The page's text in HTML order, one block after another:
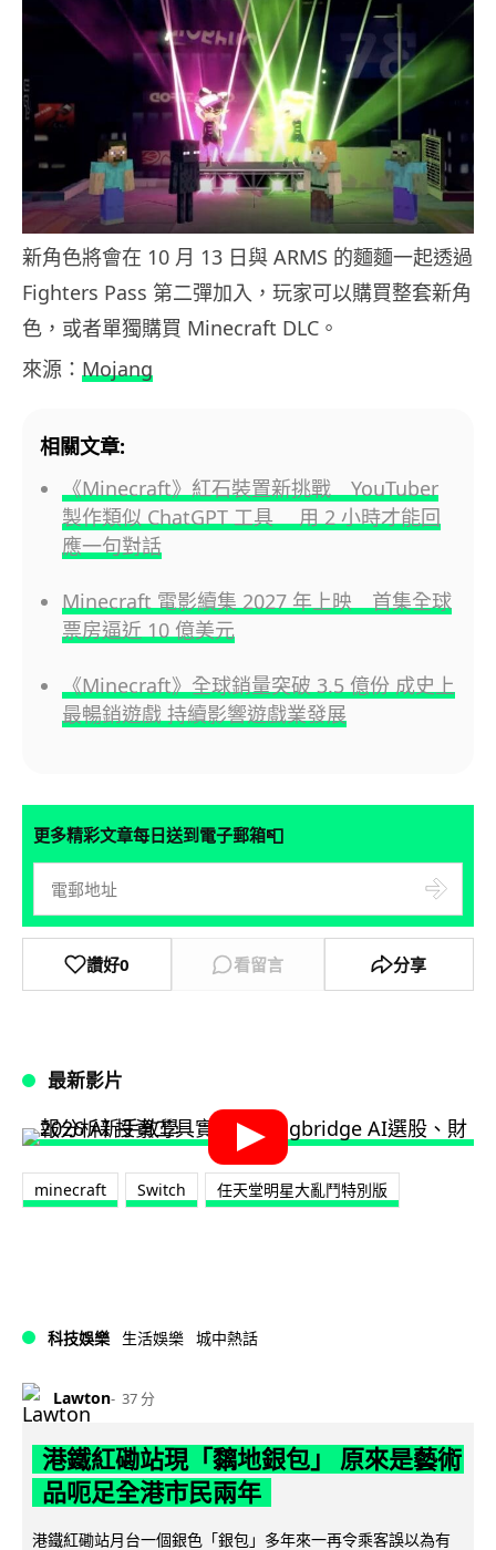
新角色將會在 10 月 13 日與 ARMS 的麵麵一起透過
Fighters Pass 第二彈加入，玩家可以購買整套新角
色，或者單獨購買 Minecraft DLC。
來源： Mojang
相關文章:
《Minecraft》紅石裝置新挑戰 YouTuber
製作類似 ChatGPT 工具 用 2 小時才能回
應一句對話
Minecraft 電影續集 2027 年上映 首集全球
票房逼近 10 億美元
《Minecraft》全球銷量突破 3.5 億份 成史上
最暢銷遊戲 持續影響遊戲業發展
更多精彩文章每日送到電子郵箱📮
讚好0 看留言 分享
最新影片
minecraft Switch 任天堂明星大亂鬥特別版
科技娛樂 生活娛樂 城中熱話
Lawton 37 分
港鐵紅磡站現「黐地銀包」 原來是藝術
品呃足全港市民兩年
港鐵紅磡站月台一個銀色「銀包」多年來一再令乘客誤以為有